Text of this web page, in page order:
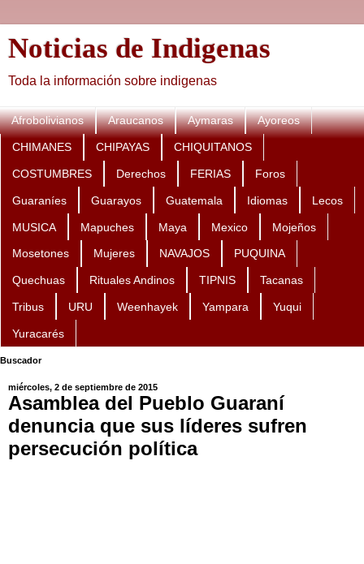
Noticias de Indigenas
Toda la información sobre indigenas
Afrobolivianos Araucanos Aymaras Ayoreos
CHIMANES CHIPAYAS CHIQUITANOS
COSTUMBRES Derechos FERIAS Foros
Guaraníes Guarayos Guatemala Idiomas Lecos
MUSICA Mapuches Maya Mexico Mojeños
Mosetones Mujeres NAVAJOS PUQUINA
Quechuas Rituales Andinos TIPNIS Tacanas
Tribus URU Weenhayek Yampara Yuqui
Yuracarés
Buscador
miércoles, 2 de septiembre de 2015
Asamblea del Pueblo Guaraní
denuncia que sus líderes sufren
persecución política